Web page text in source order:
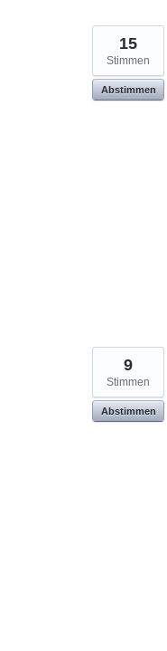
15
Stimmen
Abstimmen
9
Stimmen
Abstimmen